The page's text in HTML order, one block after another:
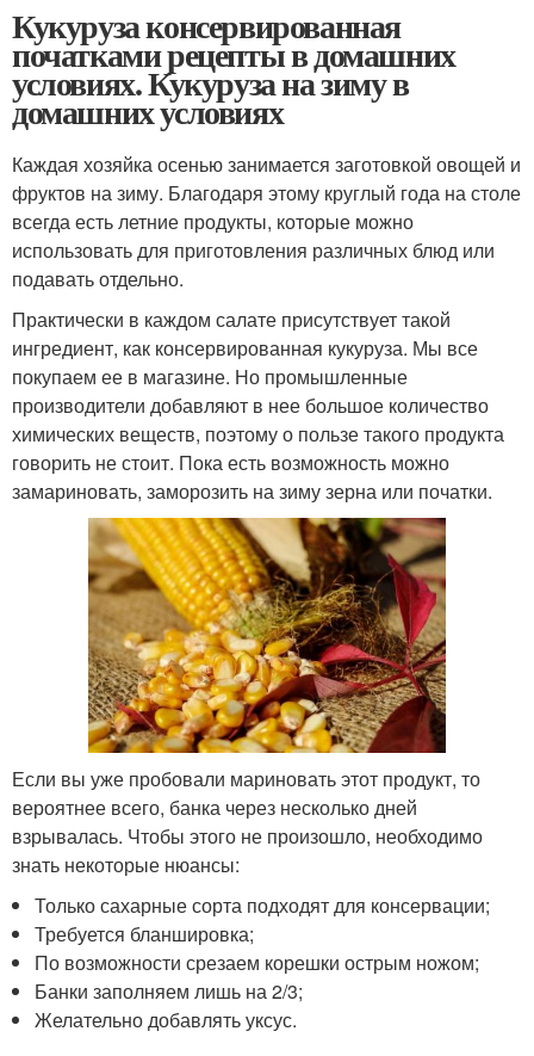
Кукуруза консервированная
початками рецепты в домашних
условиях. Кукуруза на зиму в
домашних условиях
Каждая хозяйка осенью занимается заготовкой овощей и
фруктов на зиму. Благодаря этому круглый года на столе
всегда есть летние продукты, которые можно
использовать для приготовления различных блюд или
подавать отдельно.
Практически в каждом салате присутствует такой
ингредиент, как консервированная кукуруза. Мы все
покупаем ее в магазине. Но промышленные
производители добавляют в нее большое количество
химических веществ, поэтому о пользе такого продукта
говорить не стоит. Пока есть возможность можно
замариновать, заморозить на зиму зерна или початки.
Если вы уже пробовали мариновать этот продукт, то
вероятнее всего, банка через несколько дней
взрывалась. Чтобы этого не произошло, необходимо
знать некоторые нюансы:
Только сахарные сорта подходят для консервации;
Требуется бланшировка;
По возможности срезаем корешки острым ножом;
Банки заполняем лишь на 2/3;
Желательно добавлять уксус.